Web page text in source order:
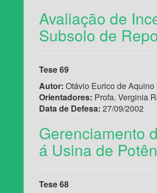
Avaliação de
Subsolo de
Tese 69
Autor: Otávio Eurico de Aquino
Orientadores: Profa. Verginia
Data de Defesa: 27/09/2002
Gerenciamento
á Usina de
Tese 68